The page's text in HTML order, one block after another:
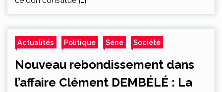
Actualités Politique Sènè Société
Nouveau rebondissement dans
l’affaire Clément DEMBÉLÉ : La